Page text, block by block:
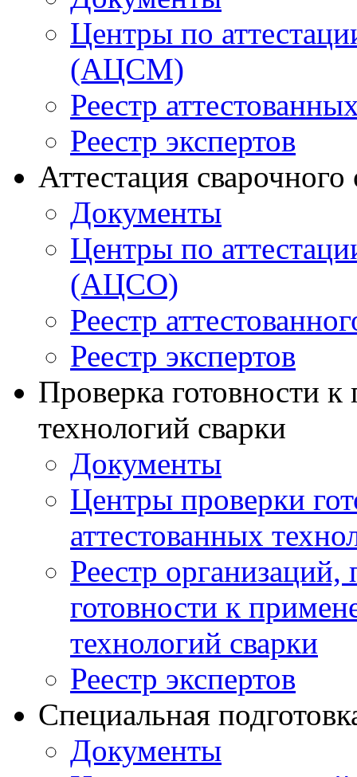
Центры по
(АЦСМ)
Реестр
Реестр экспертов
Аттестация
Документы
Центры по
(АЦСО)
Реестр
Реестр экспертов
Проверка готовности
технологий сварки
Документы
Центры проверки
аттестованных
Реестр
готовности к
технологий сварки
Реестр экспертов
Специальная
Документы